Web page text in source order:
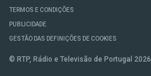
TERMOS E CONDIÇÕES
PUBLICIDADE
GESTÃO DAS DEFINIÇÕES DE COOKIES
© RTP, Rádio e Televisão de Portugal 2026